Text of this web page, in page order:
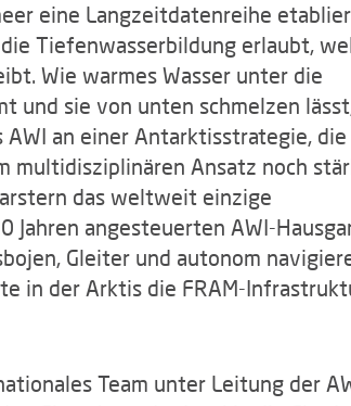
eine Langzeitdatenreihe
Tiefenwasserbildung erlaubt,
Wie warmes Wasser unter die
und sie von unten schmelzen
an einer Antarktisstrategie, die
multidisziplinären Ansatz noch
das weltweit einzige
angesteuerten AWI-
Gleiter und autonom
in der Arktis die FRAM-
Team unter Leitung der